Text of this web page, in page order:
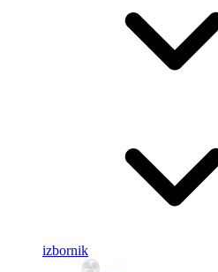
izbornik